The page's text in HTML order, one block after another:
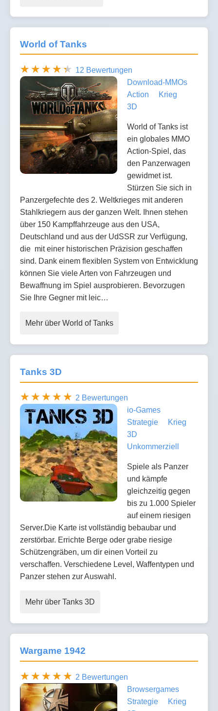
World of Tanks
12 Bewertungen
Download-MMOs
Action
Krieg
3D
World of Tanks ist
ein globales MMO
Action-Spiel, das
den Panzerwagen
gewidmet ist.
Stürzen Sie sich in
Panzergefechte des 2. Weltkrieges mit anderen
Stahlkriegern aus der ganzen Welt. Ihnen stehen
über 150 Kampffahrzeuge aus den USA,
Deutschland und aus der UdSSR zur Verfügung,
die mit einer historischen Präzision geschaffen
sind. Dank einem flexiblen System von Entwicklung
können Sie viele Arten von Fahrzeugen und
Bewaffnung im Spiel ausprobieren. Bevorzugen
Sie Ihre Gegner mit leic…
Mehr über World of Tanks
Tanks 3D
2 Bewertungen
io-Games
Strategie
Krieg
3D
Unkommerziell
Spiele als Panzer
und kämpfe
gleichzeitig gegen
bis zu 1.000 Spieler
auf einem riesigen
Server.Die Karte ist vollständig bebaubar und
zerstörbar. Errichte Berge oder grabe riesige
Schützengräben, um dir einen Vorteil zu
verschaffen. Verschiedene Level, Waffentypen und
Panzer stehen zur Auswahl.
Mehr über Tanks 3D
Wargame 1942
2 Bewertungen
Browsergames
Strategie
Krieg